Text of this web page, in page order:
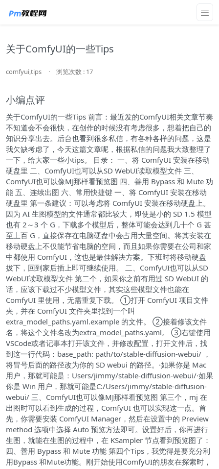
关于ComfyUI的一些Tips
comfyui,tips · 浏览次数 : 17
小编点评
关于ComfyUI的一些Tips 前言：最近发的ComfyUI相关文章节奏
不知道会不会很快，在创作的时候没有考虑很多，想着把自己的
知识分享出去。后台也看到很多私信，有各种各样的问题，这是
我欠缺考虑了，今天这篇文章呢，根据私信的问题我大致整理了
一下，给大家一些小tips。 目录： 一、将 ComfyUI 安装在移动
硬盘里 二、ComfyUI也可以从SD WebUI读取模型文件 三、
ComfyUI也可以像MJ那样看预览图 四、善用 Bypass 和 Mute 功
能 五、连续出图 六、常用快捷键 一、将 ComfyUI 安装在移动
硬盘里 第一条建议：可以考虑将 ComfyUI 安装在移动硬盘上。
因为 AI 生图模型的文件通常都比较大，即使是小的 SD 1.5 模型
也有 2～3 个 G，下载多个模型后，整体可能会达到几十个 G 甚
至上百 G，直接保存在电脑硬盘中会占用大量空间。将其安装在
移动硬盘上不仅能节省电脑的空间，而且如果你需要在公司和家
中都使用 ComfyUI，这也是最佳解决方案。下班时将移动硬盘
拔下，回到家后插上即可继续使用。 二、ComfyUI也可以从SD
WebUI读取模型文件 第二个，如果你之前有用过 SD WebUI 的
话，应该下载过不少模型文件，其实这些模型文件也能在
ComfyUI 里使用，无需重复下载。 ①打开 ComfyUI 项目文件
夹，并在 ComfyUI 文件夹里找到一个叫
extra_model_paths.yaml.example 的文件。 ②接着修该文件
名，将这个文件名改为extra_model_paths.yaml。 ③右键使用
VSCode或者记事本打开该文件，并修改配置，打开文件后，找
到这一行代码：base_path: path/to/stable-diffusion-webui/ ，
将冒号后面的路径改为你的 SD webui 的路径。·如果你是 Mac
用户，那就可能是：Users/jimmy/stable-diffusion-webui/·如果
你是 Win 用户，那就可能是C:/Users/jimmy/stable-diffusion-
webui/ 三、ComfyUI也可以像MJ那样看预览图 第三个，mj 在
出图时可以看到生成的过程，ComfyUI 也可以实现这一点。首
先，你需要安装 ComfyUI Manager，然后在设置中的 Preview
method 选项中选择 Auto 预览方法即可。设置好后，你再进行
生图，就能在生图的过程中，在 KSampler 节点看到预览图了：
四、善用 Bypass 和 Mute 功能 第四个Tips，我觉得是要充分利
用Bypass 和Mute功能。刚开始使用ComfyUI的朋友在探索时，